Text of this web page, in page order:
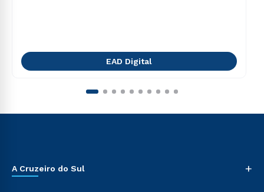
EAD Digital
A Cruzeiro do Sul +